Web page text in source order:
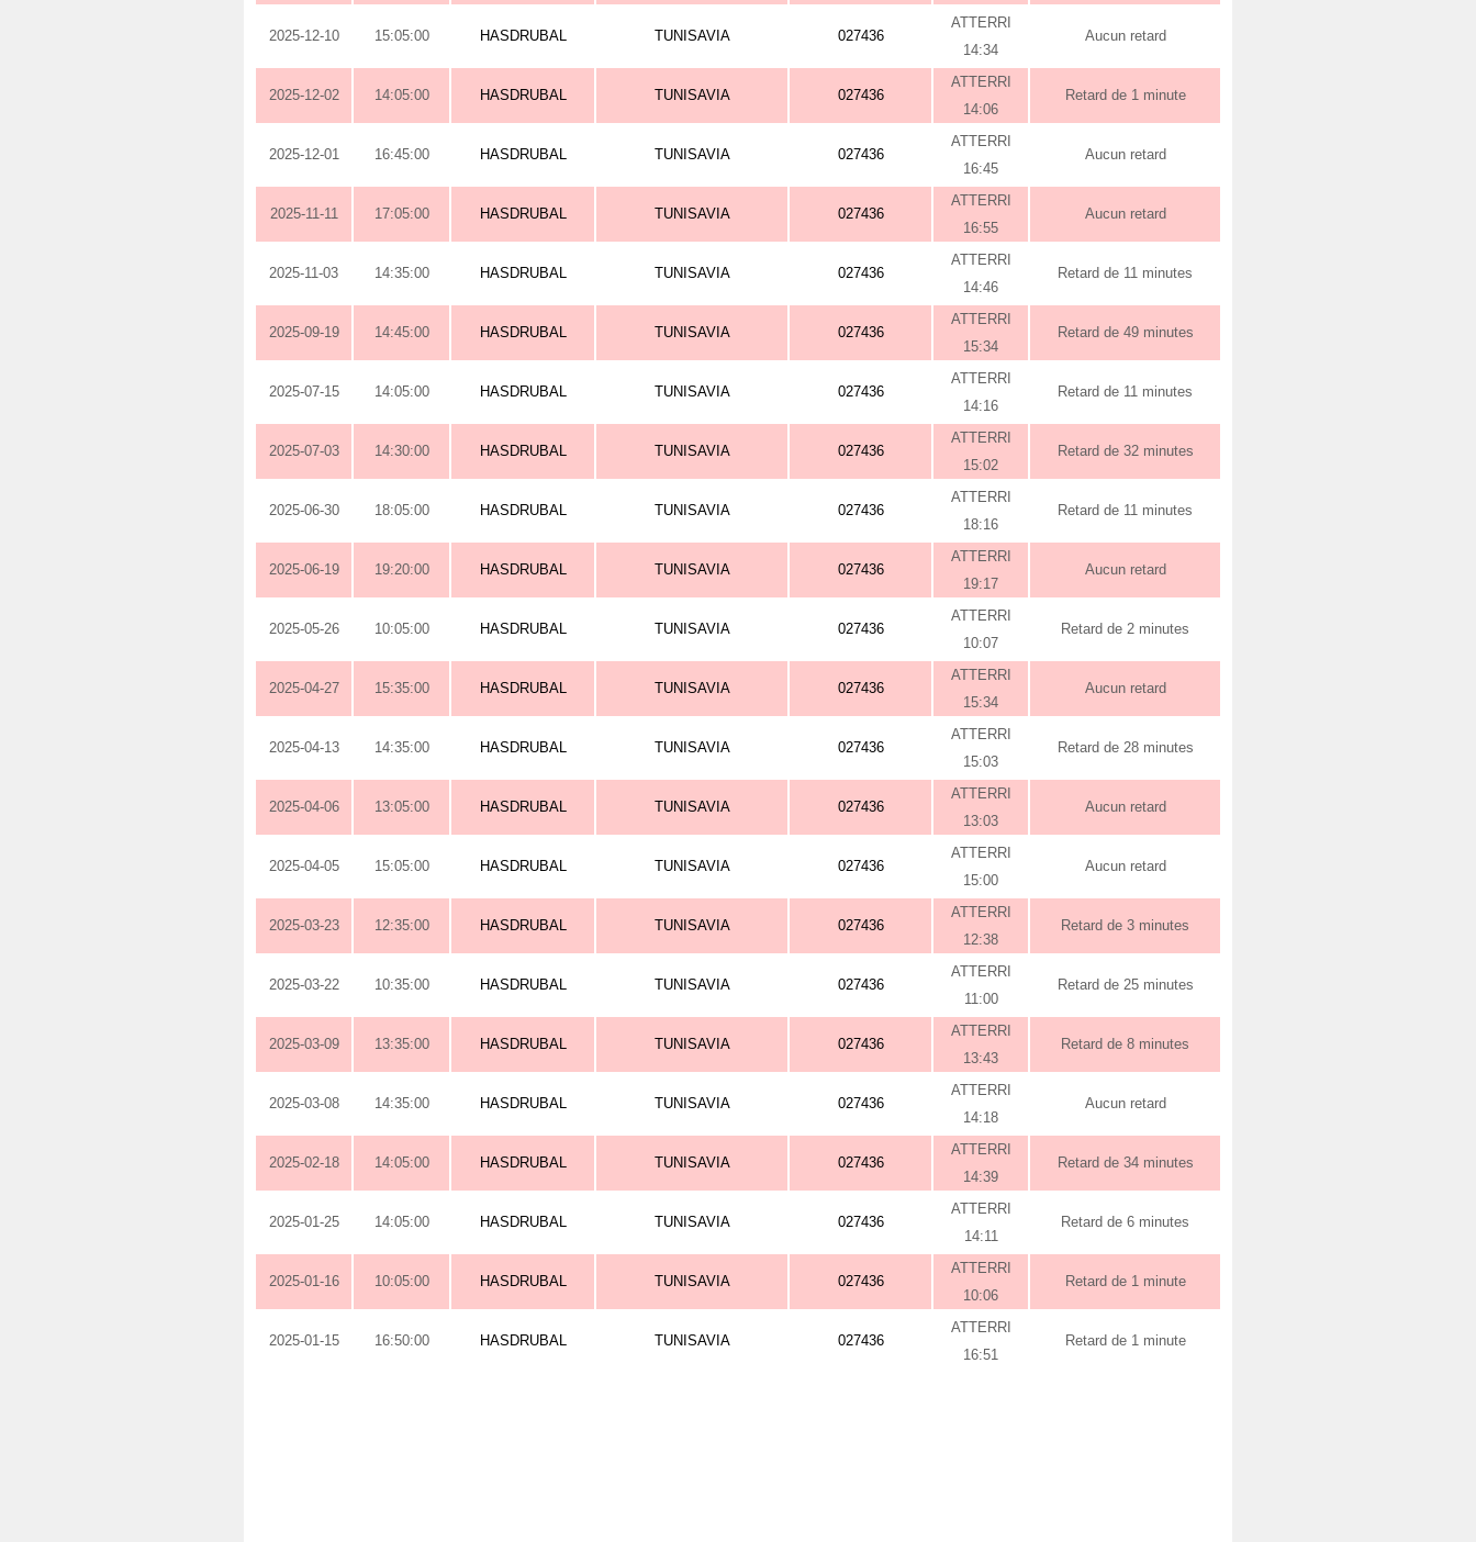
2025-12-10 15:05:00 HASDRUBAL TUNISAVIA 027436
ATTERRI
14:34
Aucun retard
2025-12-02 14:05:00 HASDRUBAL TUNISAVIA 027436
ATTERRI
14:06
Retard de 1 minute
2025-12-01 16:45:00 HASDRUBAL TUNISAVIA 027436
ATTERRI
16:45
Aucun retard
2025-11-11 17:05:00 HASDRUBAL TUNISAVIA 027436
ATTERRI
16:55
Aucun retard
2025-11-03 14:35:00 HASDRUBAL TUNISAVIA 027436
ATTERRI
14:46
Retard de 11 minutes
2025-09-19 14:45:00 HASDRUBAL TUNISAVIA 027436
ATTERRI
15:34
Retard de 49 minutes
2025-07-15 14:05:00 HASDRUBAL TUNISAVIA 027436
ATTERRI
14:16
Retard de 11 minutes
2025-07-03 14:30:00 HASDRUBAL TUNISAVIA 027436
ATTERRI
15:02
Retard de 32 minutes
2025-06-30 18:05:00 HASDRUBAL TUNISAVIA 027436
ATTERRI
18:16
Retard de 11 minutes
2025-06-19 19:20:00 HASDRUBAL TUNISAVIA 027436
ATTERRI
19:17
Aucun retard
2025-05-26 10:05:00 HASDRUBAL TUNISAVIA 027436
ATTERRI
10:07
Retard de 2 minutes
2025-04-27 15:35:00 HASDRUBAL TUNISAVIA 027436
ATTERRI
15:34
Aucun retard
2025-04-13 14:35:00 HASDRUBAL TUNISAVIA 027436
ATTERRI
15:03
Retard de 28 minutes
2025-04-06 13:05:00 HASDRUBAL TUNISAVIA 027436
ATTERRI
13:03
Aucun retard
2025-04-05 15:05:00 HASDRUBAL TUNISAVIA 027436
ATTERRI
15:00
Aucun retard
2025-03-23 12:35:00 HASDRUBAL TUNISAVIA 027436
ATTERRI
12:38
Retard de 3 minutes
2025-03-22 10:35:00 HASDRUBAL TUNISAVIA 027436
ATTERRI
11:00
Retard de 25 minutes
2025-03-09 13:35:00 HASDRUBAL TUNISAVIA 027436
ATTERRI
13:43
Retard de 8 minutes
2025-03-08 14:35:00 HASDRUBAL TUNISAVIA 027436
ATTERRI
14:18
Aucun retard
2025-02-18 14:05:00 HASDRUBAL TUNISAVIA 027436
ATTERRI
14:39
Retard de 34 minutes
2025-01-25 14:05:00 HASDRUBAL TUNISAVIA 027436
ATTERRI
14:11
Retard de 6 minutes
2025-01-16 10:05:00 HASDRUBAL TUNISAVIA 027436
ATTERRI
10:06
Retard de 1 minute
2025-01-15 16:50:00 HASDRUBAL TUNISAVIA 027436
ATTERRI
16:51
Retard de 1 minute